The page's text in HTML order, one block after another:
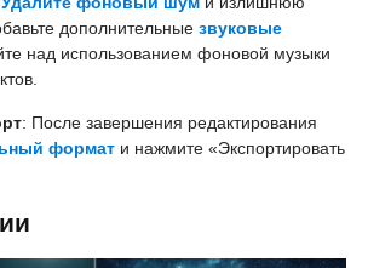
дополнительные звуковые
над использованием фоновой музыки
: После завершения редактирования
формат и нажмите «Экспортировать